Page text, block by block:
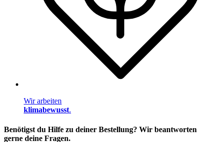
Wir arbeiten
klimabewusst.
Benötigst du Hilfe zu deiner Bestellung? Wir beantworten
gerne deine Fragen.